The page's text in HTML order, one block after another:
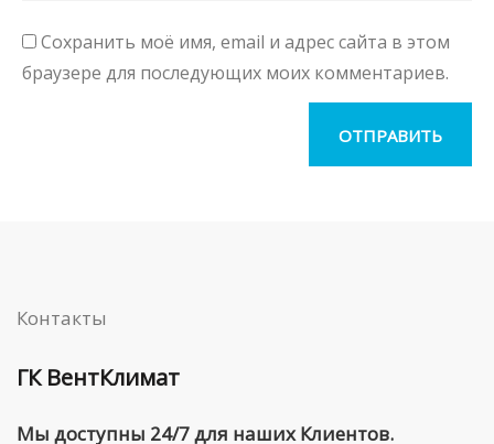
Сохранить моё имя, email и адрес сайта в этом
браузере для последующих моих комментариев.
Контакты
ГК ВентКлимат
Мы доступны 24/7 для наших Клиентов.